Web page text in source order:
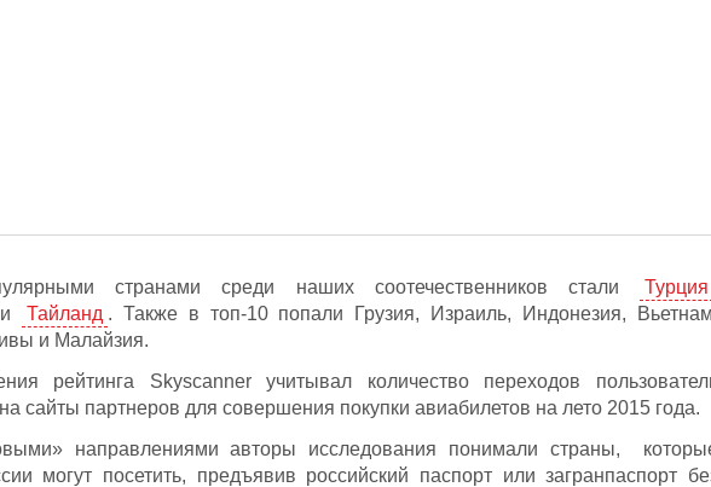
странами среди наших соотечественников стали Турция
и Тайланд . Также в топ-10 попали Грузия, Израиль, Индонезия,
и Малайзия.
рейтинга Skyscanner учитывал количество переходов
сайты партнеров для совершения покупки авиабилетов на лето 2015 года.
направлениями авторы исследования понимали страны,
могут посетить, предъявив российский паспорт или загранпаспорт